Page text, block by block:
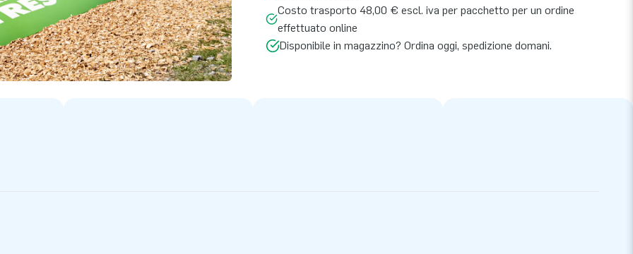
Costo trasporto 48,00 € escl. iva per pacchetto per un ordine
effettuato online
Disponibile in magazzino? Ordina oggi, spedizione domani.